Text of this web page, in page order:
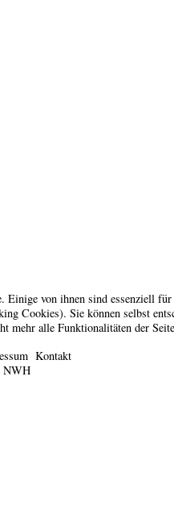
Kontakt
von ihnen sind essenziell
Cookies). Sie können selbst
mehr alle Funktionalitäten der